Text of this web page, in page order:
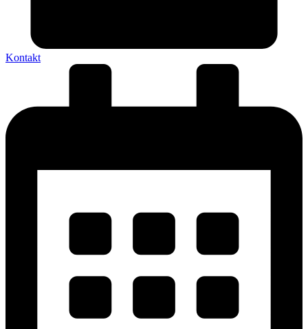
Kontakt